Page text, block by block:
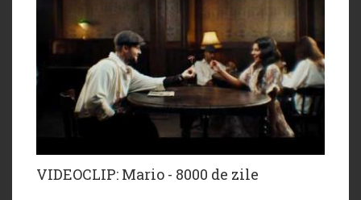
VIDEOCLIP: Mario - 8000 de zile